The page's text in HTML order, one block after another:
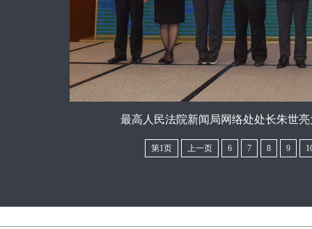
最高人民法院新闻局网络处处长朱世
第1页 上一页 6 7 8 9